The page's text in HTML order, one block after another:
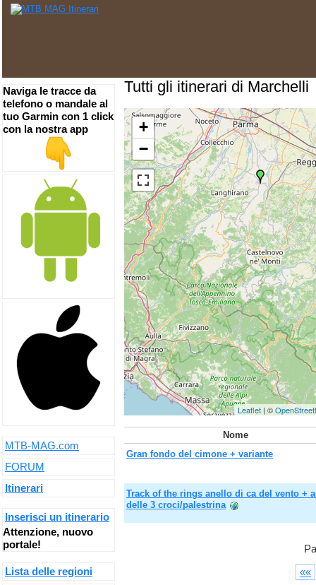
Tutti gli itinerari di Marchelli
+
−
Leaflet | ©
Nome
Gran fondo del cimone + variante
Track of the rings anello di ca del vento +
delle 3 croci/palestrina
««
Naviga le tracce da
telefono o mandale al
tuo Garmin con 1 click
con la nostra app
MTB-MAG.com
FORUM
Itinerari
Inserisci un itinerario
Attenzione, nuovo
portale!
Lista delle regioni